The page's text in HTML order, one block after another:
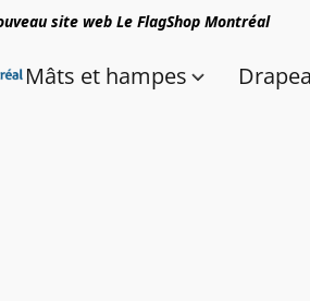
site web Le FlagShop Montréal
Mâts et hampes